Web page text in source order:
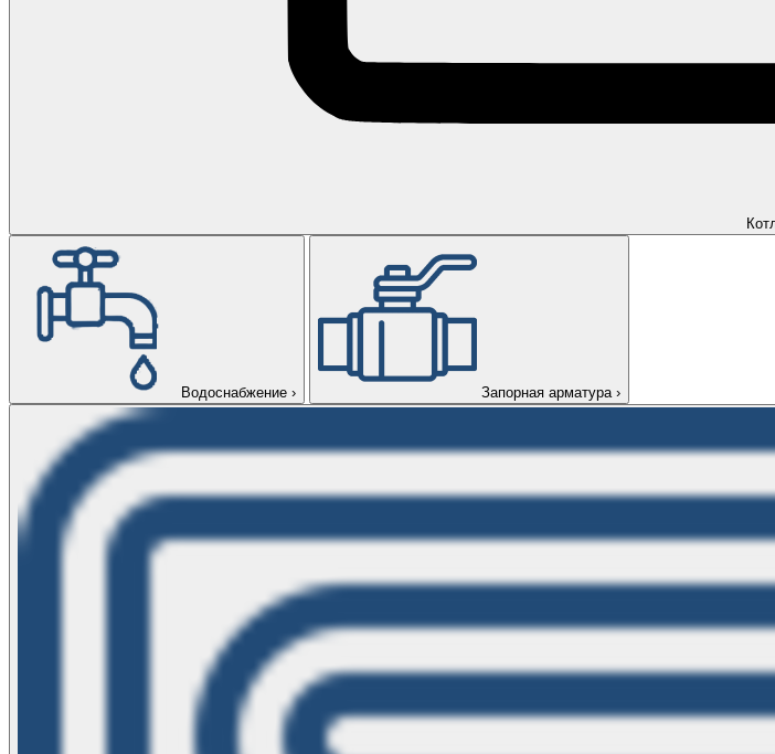
Водоснабжение › Запорная арматура ›